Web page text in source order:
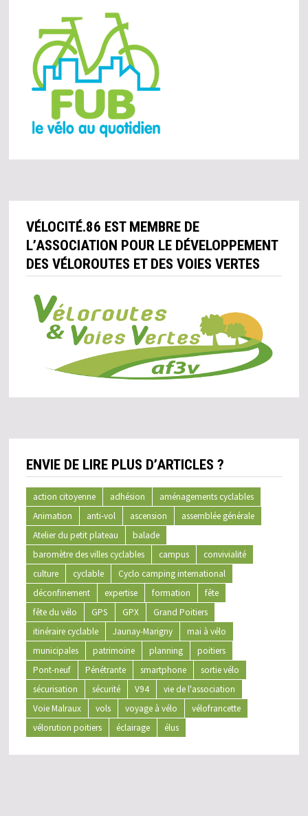
VÉLOCITÉ.86 EST MEMBRE DE
L’ASSOCIATION POUR LE DÉVELOPPEMENT
DES VÉLOROUTES ET DES VOIES VERTES
ENVIE DE LIRE PLUS D’ARTICLES ?
action citoyenne adhésion
aménagements cyclables
Animation
anti-vol ascension
assemblée générale
Atelier du petit plateau
balade
baromètre des villes cyclables
campus
convivialité
culture
cyclable
Cyclo camping international
déconfinement
expertise formation
fête
fête du vélo
GPS GPX
Grand Poitiers
itinéraire cyclable
Jaunay-Marigny
mai à vélo
municipales
patrimoine planning
poitiers
Pont-neuf
Pénétrante smartphone
sortie vélo
sécurisation
sécurité V94
vie de l'association
Voie Malraux
vols voyage à vélo
vélofrancette
vélorution poitiers
éclairage élus